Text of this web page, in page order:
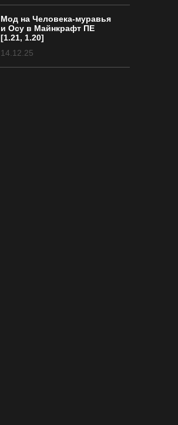
Мод на Человека-муравья
и Осу в Майнкрафт ПЕ
[1.21, 1.20]
14.12.25